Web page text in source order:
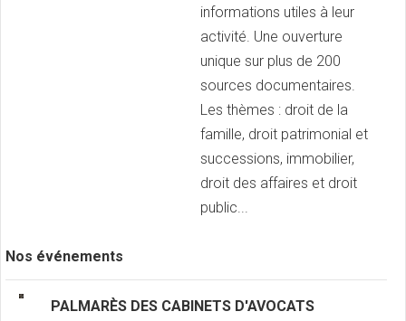
informations utiles à leur
activité. Une ouverture
unique sur plus de 200
sources documentaires.
Les thèmes : droit de la
famille, droit patrimonial et
successions, immobilier,
droit des affaires et droit
public...
Nos événements
PALMARÈS DES CABINETS D'AVOCATS